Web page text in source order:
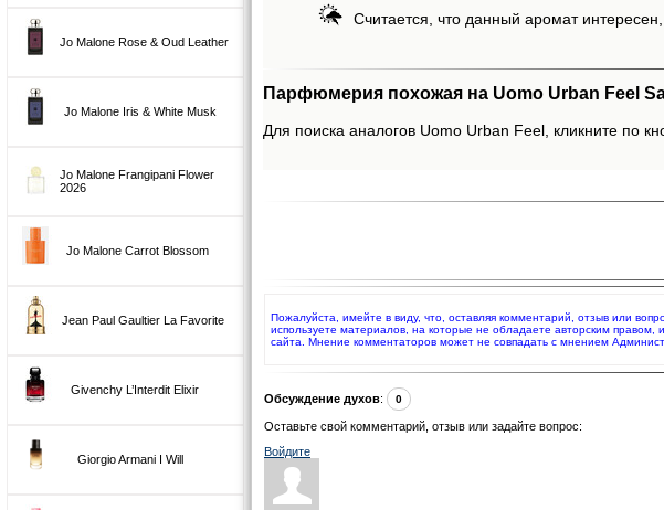
Jo Malone Rose & Oud Leather
Jo Malone Iris & White Musk
Jo Malone Frangipani Flower
2026
Jo Malone Carrot Blossom
Jean Paul Gaultier La Favorite
Givenchy L’Interdit Elixir
Giorgio Armani I Will
Считается, что данный аромат интересен,
Парфюмерия похожая на Uomo Urban Feel
Для поиска аналогов Uomo Urban Feel, кликните по
Пожалуйста, имейте в виду, что, оставляя комментарий, отзыв или
используете материалов, на которые не обладаете авторским
сайта. Мнение комментаторов может не совпадать с мнением
Обсуждение духов: 0
Оставьте свой комментарий, отзыв или задайте вопрос:
Войдите